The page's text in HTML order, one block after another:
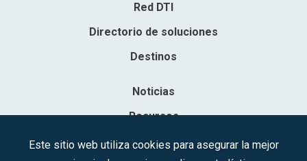
Red DTI
Directorio de soluciones
Destinos
Noticias
Recursos
Contacto
Este sitio web utiliza cookies para asegurar la mejor